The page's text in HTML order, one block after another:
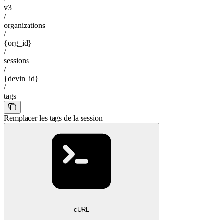
v3
/
organizations
/
{org_id}
/
sessions
/
{devin_id}
/
tags
Remplacer les tags de la session
cURL